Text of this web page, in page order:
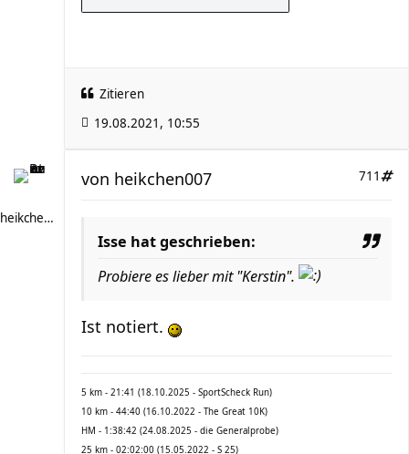
Zitieren
19.08.2021, 10:55
heikchen007
711
von heikchen007
Isse hat geschrieben:
Probiere es lieber mit "Kerstin".
Ist notiert.
5 km - 21:41 (18.10.2025 - SportScheck Run)
10 km - 44:40 (16.10.2022 - The Great 10K)
HM - 1:38:42 (24.08.2025 - die Generalprobe)
25 km - 02:02:00 (15.05.2022 - S 25)